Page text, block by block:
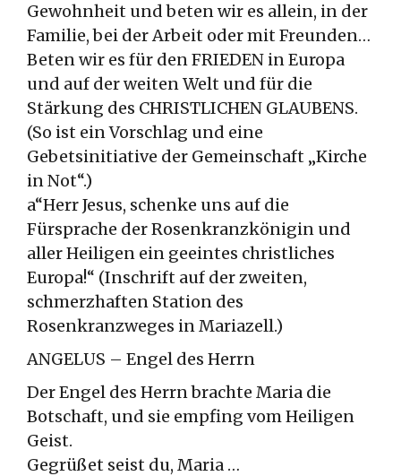
Gewohnheit und beten wir es allein, in der
Familie, bei der Arbeit oder mit Freunden…
Beten wir es für den FRIEDEN in Europa
und auf der weiten Welt und für die
Stärkung des CHRISTLICHEN GLAUBENS.
(So ist ein Vorschlag und eine
Gebetsinitiative der Gemeinschaft „Kirche
in Not“.)
a“Herr Jesus, schenke uns auf die
Fürsprache der Rosenkranzkönigin und
aller Heiligen ein geeintes christliches
Europa!“ (Inschrift auf der zweiten,
schmerzhaften Station des
Rosenkranzweges in Mariazell.)
ANGELUS – Engel des Herrn
Der Engel des Herrn brachte Maria die
Botschaft, und sie empfing vom Heiligen
Geist.
Gegrüßet seist du, Maria …